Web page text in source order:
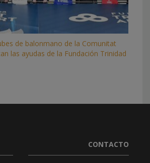
de balonmano de la Comunitat
las ayudas de la Fundación Trinidad
CONTACTO